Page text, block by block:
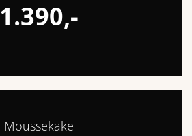
1.390,-
Moussekake